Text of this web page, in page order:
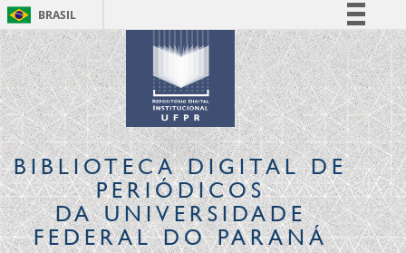
BRASIL
Simplifique!
Comunica BR
Participe
Acesso à informação
Legislação
Canais
BIBLIOTECA DIGITALDE
PERIÓDICOS
DA UNIVERSIDADE
FEDERAL DO PARANÁ